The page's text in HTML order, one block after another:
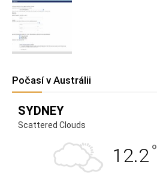
Počasí v Austrálii
SYDNEY
Scattered Clouds
12.2°